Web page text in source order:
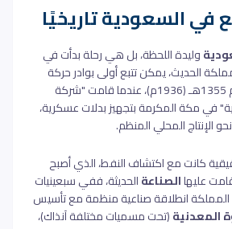
في السعودية تاريخيًا
وليدة اللحظة، بل هي رحلة بدأت في
الحديث، يمكن تتبع أولى بوادر حركة
التصنيع الوطنية إلى عام 1355هـ (1936م)، عندما قامت "شركة
في مكة المكرمة بتجهيز بدلات عسكرية،
الإنتاج المحلي المنظم.
كانت مع اكتشاف النفط، الذي أصبح
عليهاالصناعةالحديثة، ففي سبعينيات
انطلاقة صناعية منظمة مع تأسيس
المعدنية(تحت مسميات مختلفة آنذاك)،